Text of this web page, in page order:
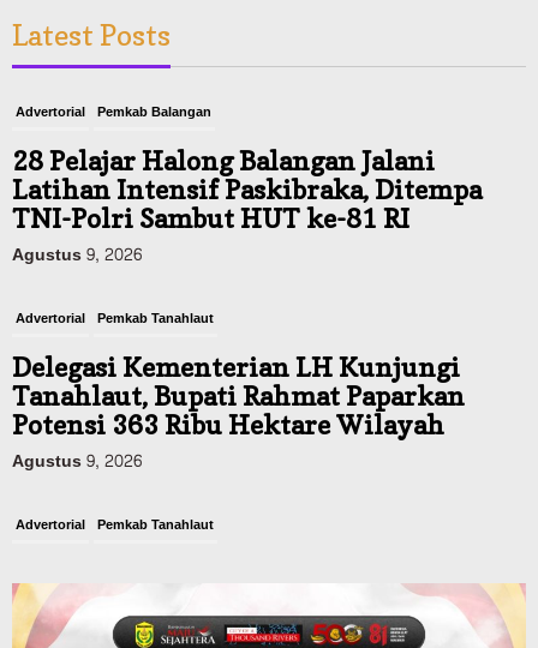
Latest Posts
Advertorial Pemkab Balangan
28 Pelajar Halong Balangan Jalani
Latihan Intensif Paskibraka, Ditempa
TNI-Polri Sambut HUT ke-81 RI
Agustus 9, 2026
Advertorial Pemkab Tanahlaut
Delegasi Kementerian LH Kunjungi
Tanahlaut, Bupati Rahmat Paparkan
Potensi 363 Ribu Hektare Wilayah
Agustus 9, 2026
Advertorial Pemkab Tanahlaut
2026, Bidik Emas Porprov dan
Rencanakan Pindah Indoor 2027